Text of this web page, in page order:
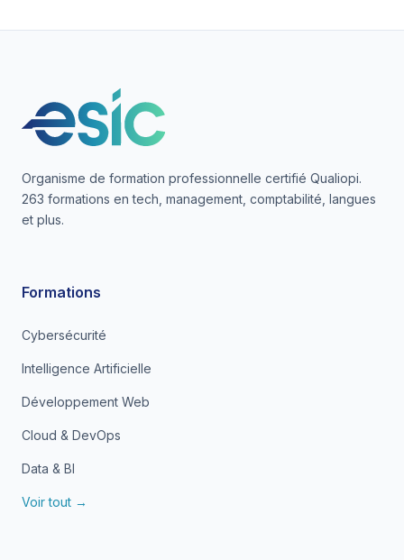
Organisme de formation professionnelle certifié Qualiopi.
263 formations en tech, management, comptabilité, langues
et plus.
Formations
Cybersécurité
Intelligence Artificielle
Développement Web
Cloud & DevOps
Data & BI
Voir tout →